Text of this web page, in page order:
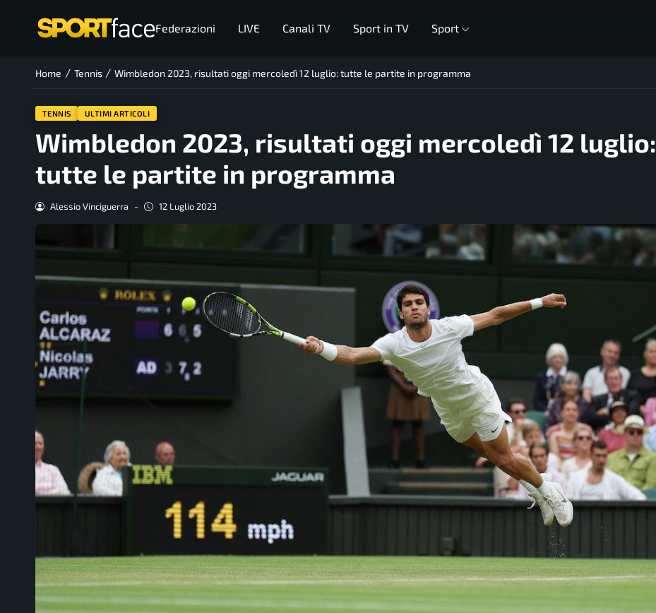
Federazioni LIVE Canali TV Sport in TV Sport
Home / Tennis / Wimbledon 2023, risultati oggi mercoledì 12 luglio: tutte le partite in programma
TENNIS ULTIMI ARTICOLI
Wimbledon 2023, risultati oggi mercoledì 12 luglio:
tutte le partite in programma
Alessio Vinciguerra - 12 Luglio 2023